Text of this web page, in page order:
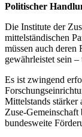
Politischer
Die Institute der
mittelständischen
müssen auch deren
gewährleistet sein
Es ist zwingend
Mittelstands stärker
Zuse-Gemeinschaft
bundesweite